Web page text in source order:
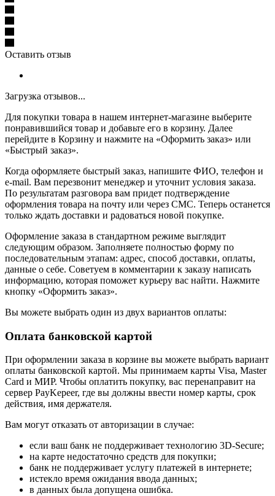
Оставить отзыв
Загрузка отзывов...
Для покупки товара в нашем интернет-магазине выберите
понравившийся товар и добавьте его в корзину. Далее
перейдите в Корзину и нажмите на «Оформить заказ» или
«Быстрый заказ».
Когда оформляете быстрый заказ, напишите ФИО, телефон и
e-mail. Вам перезвонит менеджер и уточнит условия заказа.
По результатам разговора вам придет подтверждение
оформления товара на почту или через СМС. Теперь останется
только ждать доставки и радоваться новой покупке.
Оформление заказа в стандартном режиме выглядит
следующим образом. Заполняете полностью форму по
последовательным этапам: адрес, способ доставки, оплаты,
данные о себе. Советуем в комментарии к заказу написать
информацию, которая поможет курьеру вас найти. Нажмите
кнопку «Оформить заказ».
Вы можете выбрать один из двух вариантов оплаты:
Оплата банковской картой
При оформлении заказа в корзине вы можете выбрать вариант
оплаты банковской картой. Мы принимаем карты Visa, Master
Card и МИР. Чтобы оплатить покупку, вас перенаправит на
сервер PayKepeer, где вы должны ввести номер карты, срок
действия, имя держателя.
Вам могут отказать от авторизации в случае:
если ваш банк не поддерживает технологию 3D-Secure;
на карте недостаточно средств для покупки;
банк не поддерживает услугу платежей в интернете;
истекло время ожидания ввода данных;
в данных была допущена ошибка.